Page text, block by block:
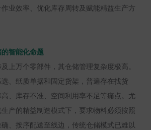
业效率、优化库存周转及赋能精益生产方
智能化命题
上万个零部件，其仓储管理复杂度极高。
、纸质单据和固定货架，普遍存在找货
、库存不准、空间利用率不足等痛点。尤
产的精益制造模式下，要求物料必须按照
、按序配送至线边，传统仓储模式已难以